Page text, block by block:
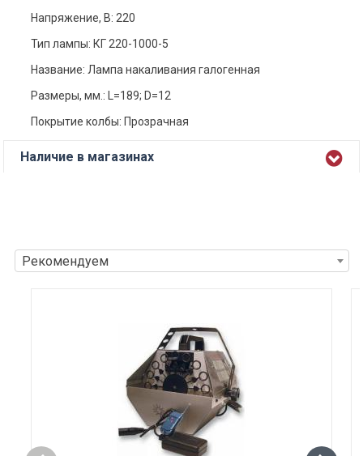
Напряжение, В: 220
Тип лампы: КГ 220-1000-5
Название: Лампа накаливания галогенная
Размеры, мм.: L=189; D=12
Покрытие колбы: Прозрачная
Наличие в магазинах
Рекомендуем